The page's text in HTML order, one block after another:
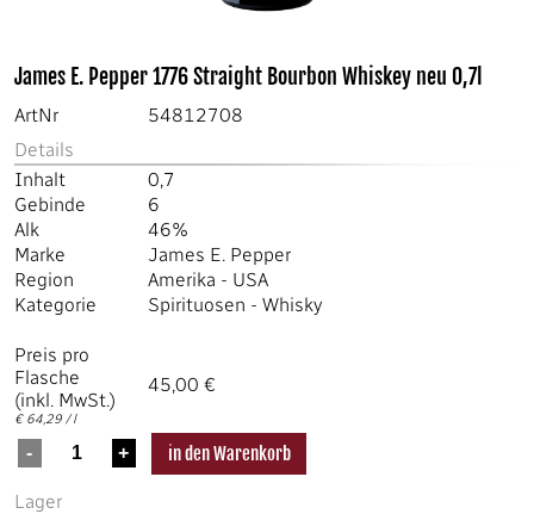
James E. Pepper 1776 Straight Bourbon Whiskey neu 0,7l
ArtNr
54812708
Details
Inhalt
0,7
Gebinde
6
Alk
46%
Marke
James E. Pepper
Region
Amerika - USA
Kategorie
Spirituosen - Whisky
Preis pro
Flasche
(inkl. MwSt.)
€ 64,29 / l
45,00 €
Lager